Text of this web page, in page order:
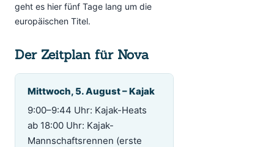
geht es hier fünf Tage lang um die
europäischen Titel.
Der Zeitplan für Nova
Mittwoch, 5. August – Kajak
9:00–9:44 Uhr: Kajak-Heats
ab 18:00 Uhr: Kajak-
Mannschaftsrennen (erste